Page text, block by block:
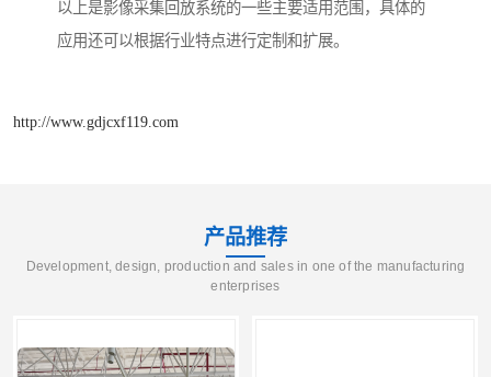
以上是影像采集回放系统的一些主要适用范围，具体的
应用还可以根据行业特点进行定制和扩展。
http://www.gdjcxf119.com
产品推荐
Development, design, production and sales in one of the manufacturing
enterprises